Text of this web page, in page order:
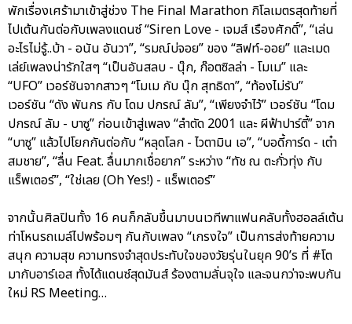
พักเรื่องเศร้ามาเข้าสู่ช่วง The Final Marathon กิโลเมตรสุดท้ายที่
ไปเต้นกันต่อกับเพลงแดนซ์ “Siren Love - เจมส์ เรืองศักดิ์”, “เล่น
อะไรไม่รู้..บ้า - อนัน อันวา”, “รมณ์บ่จอย” ของ “ลิฟท์-ออย” และเมด
เล่ย์เพลงน่ารักใสๆ “เป็นอันสลบ - นุ๊ก, ก๊อตซิลล่า - โมเม” และ
“UFO” เวอร์ชันจากสาวๆ “โมเม กับ นุ๊ก สุทธิดา”, “ท้องไม่รับ”
เวอร์ชัน “ดัง พันกร กับ โดม ปกรณ์ ลัม”, “เพียงจำไว้” เวอร์ชัน “โดม
ปกรณ์ ลัม - บาซู” ก่อนเข้าสู่เพลง “ลำตัด 2001 และ ผีฟ้าปาร์ตี้” จาก
“บาซู” แล้วไปโยกกันต่อกับ “หลุดโลก - ไวตามิน เอ”, “บอดี้การ์ด - เต๋า
สมชาย”, “ลื่น Feat. ลื่นมากเชื่อยาก” ระหว่าง “ทัช ณ ตะกั่วทุ่ง กับ
แร็พเตอร์”, “ใช่เลย (Oh Yes!) - แร็พเตอร์”
จากนั้นศิลปินทั้ง 16 คนก็กลับขึ้นมาบนเวทีพาแฟนคลับทั้งฮอลล์เต้น
ท่าโหนรถเมล์ไปพร้อมๆ กันกับเพลง “เกรงใจ” เป็นการส่งท้ายความ
สนุก ความสุข ความทรงจำสุดประทับใจของวัยรุ่นในยุค 90’s ที่ #โต
มากับอาร์เอส ทั้งได้แดนซ์สุดมันส์ ร้องตามลั่นจุใจ และจนกว่าจะพบกัน
ใหม่ RS Meeting…